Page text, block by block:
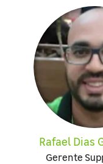
Rafael Dias
Gerente